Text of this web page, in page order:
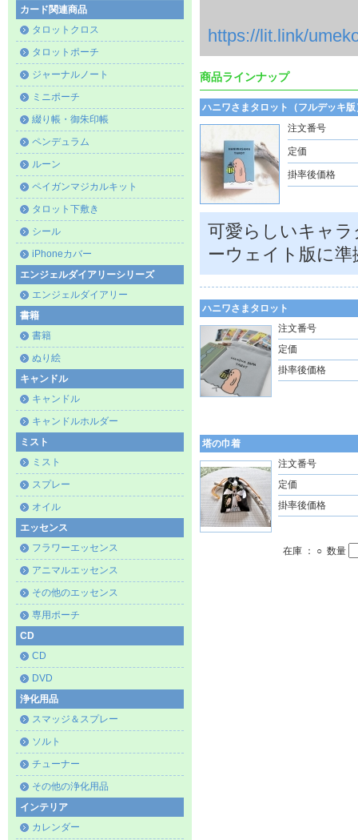
カード関連商品
タロットクロス
タロットポーチ
ジャーナルノート
ミニポーチ
綴り帳・御朱印帳
ペンデュラム
ルーン
ペイガンマジカルキット
タロット下敷き
シール
iPhoneカバー
エンジェルダイアリーシリーズ
エンジェルダイアリー
書籍
書籍
ぬり絵
キャンドル
キャンドル
キャンドルホルダー
ミスト
ミスト
スプレー
オイル
エッセンス
フラワーエッセンス
アニマルエッセンス
その他のエッセンス
専用ポーチ
CD
CD
DVD
浄化用品
スマッジ＆スプレー
ソルト
チューナー
その他の浄化用品
インテリア
カレンダー
https://lit.link/
商品ラインナップ
ハニワさまタロット（フルデッキ版
注文番号
定価
掛率後価格
可愛らしいキャ
ーウェイト版に
ハニワさまタロット
注文番号
定価
掛率後価格
塔の巾着
注文番号
定価
掛率後価格
在庫 ： ○ 数量